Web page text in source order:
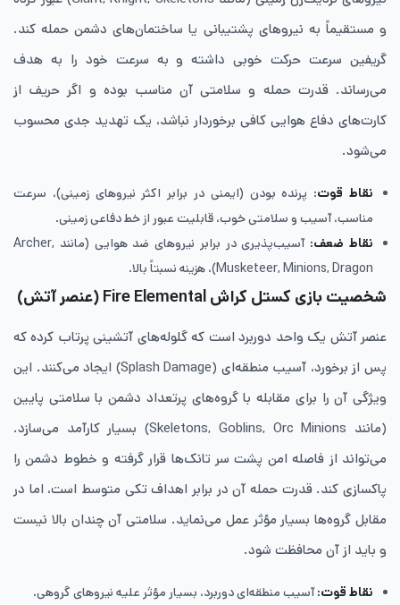
و مستقیماً به نیروهای پشتیبانی یا ساختمان‌های دشمن حمله کند.
گریفین سرعت حرکت خوبی داشته و به سرعت خود را به هدف
می‌رساند. قدرت حمله و سلامتی آن مناسب بوده و اگر حریف از
کارت‌های دفاع هوایی کافی برخوردار نباشد، یک تهدید جدی محسوب
می‌شود.
نقاط قوت: پرنده بودن (ایمنی در برابر اکثر نیروهای زمینی)، سرعت
مناسب، آسیب و سلامتی خوب، قابلیت عبور از خط دفاعی زمینی.
نقاط ضعف:
آسیب‌پذیری در برابر نیروهای ضد هوایی (مانند Archer,
Musketeer, Minions, Dragon)، هزینه نسبتاً بالا.
شخصیت بازی کستل کراش Fire Elemental (عنصر آتش)
عنصر آتش یک واحد دوربرد است که گلوله‌های آتشینی پرتاب کرده که
پس از برخورد، آسیب منطقه‌ای (Splash Damage) ایجاد می‌کنند. این
ویژگی آن را برای مقابله با گروه‌های پرتعداد دشمن با سلامتی پایین
(مانند Skeletons, Goblins, Orc Minions) بسیار کارآمد می‌سازد.
می‌تواند از فاصله امن پشت سر تانک‌ها قرار گرفته و خطوط دشمن را
پاکسازی کند. قدرت حمله آن در برابر اهداف تکی متوسط است، اما در
مقابل گروه‌ها بسیار مؤثر عمل می‌نماید. سلامتی آن چندان بالا نیست
و باید از آن محافظت شود.
نقاط قوت:آسیب منطقه‌ای دوربرد، بسیار مؤثر علیه نیروهای گروهی.